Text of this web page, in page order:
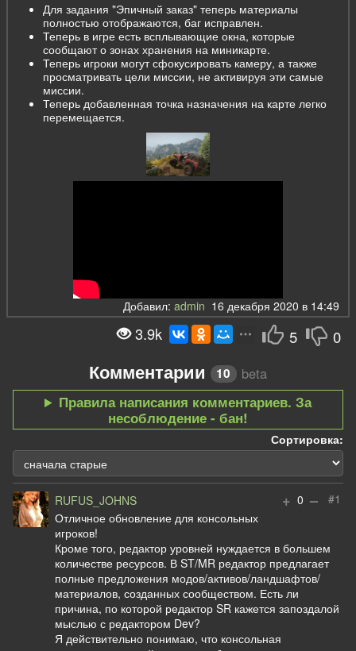
Для задания "Эпичный заказ" теперь материалы
полностью отображаются, баг исправлен.
Теперь в игре есть всплывающие окна, которые
сообщают о зонах хранения на миникарте.
Теперь игроки могут сфокусировать камеру, а также
просматривать цели миссии, не активируя эти самые
миссии.
Теперь добавленная точка назначения на карте легко
перемещается.
Добавил: admin 16 декабря 2020 в 14:49
5 0
3.9k
Комментарии 10
beta
Правила написания комментариев. За
несоблюдение - бан!
Сортировка:
#1
+ 0 –
RUFUS_JOHNS
Отличное обновление для консольных
игроков!
Кроме того, редактор уровней нуждается в большем
количестве ресурсов. В ST/MR редактор предлагает
полные предложения модов/активов/ландшафтов/
материалов, созданных сообществом. Есть ли
причина, по которой редактор SR кажется запоздалой
мыслью с редактором Dev?
Я действительно понимаю, что консольная